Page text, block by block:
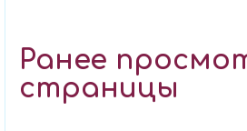
Ранее
страницы